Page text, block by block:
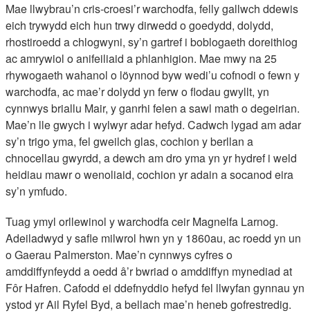
Mae llwybrau’n cris-croesi’r warchodfa, felly gallwch ddewis
eich trywydd eich hun trwy dirwedd o goedydd, dolydd,
rhostiroedd a chlogwyni, sy’n gartref i boblogaeth doreithiog
ac amrywiol o anifeiliaid a phlanhigion. Mae mwy na 25
rhywogaeth wahanol o löynnod byw wedi’u cofnodi o fewn y
warchodfa, ac mae’r dolydd yn ferw o flodau gwyllt, yn
cynnwys briallu Mair, y ganrhi felen a sawl math o degeirian.
Mae’n lle gwych i wylwyr adar hefyd. Cadwch lygad am adar
sy’n trigo yma, fel gweilch glas, cochion y berllan a
chnocellau gwyrdd, a dewch am dro yma yn yr hydref i weld
heidiau mawr o wenoliaid, cochion yr adain a socanod eira
sy’n ymfudo.
Tuag ymyl orllewinol y warchodfa ceir Magnelfa Larnog.
Adeiladwyd y safle milwrol hwn yn y 1860au, ac roedd yn un
o Gaerau Palmerston. Mae’n cynnwys cyfres o
amddiffynfeydd a oedd â’r bwriad o amddiffyn mynediad at
Fôr Hafren. Cafodd ei ddefnyddio hefyd fel llwyfan gynnau yn
ystod yr Ail Ryfel Byd, a bellach mae’n heneb gofrestredig.